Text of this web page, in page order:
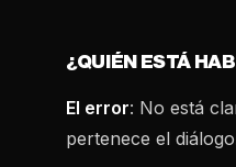
¿QUIÉN ESTÁ
El error: No está
pertenece el